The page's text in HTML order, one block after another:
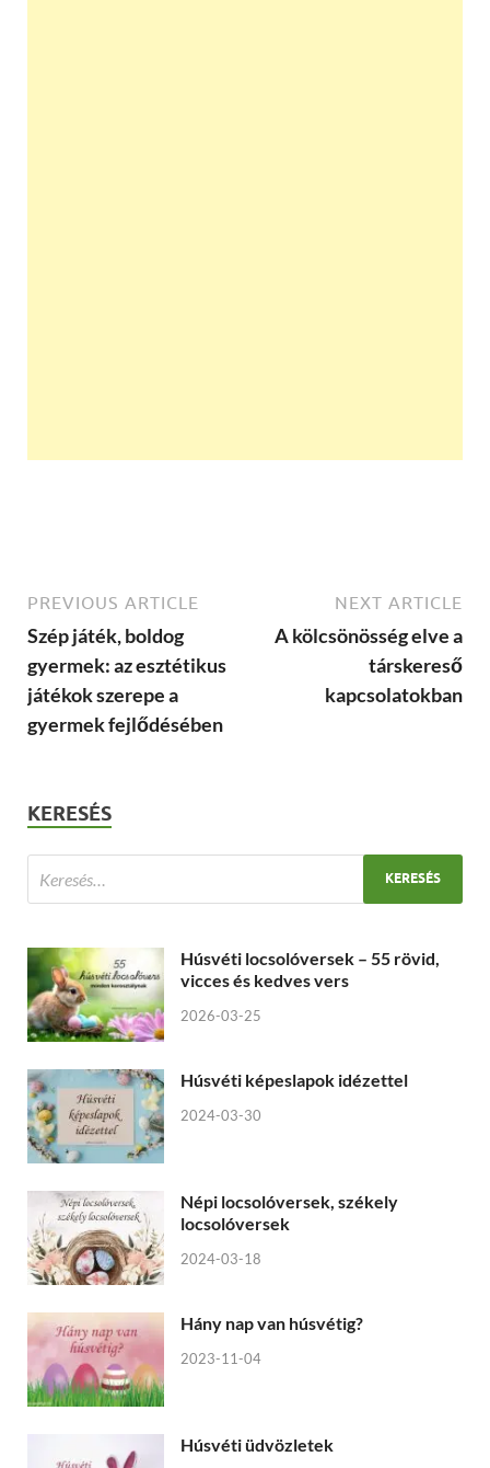
PREVIOUS ARTICLE
Szép játék, boldog
gyermek: az esztétikus
játékok szerepe a
gyermek fejlődésében
NEXT ARTICLE
A kölcsönösség elve a
társkereső
kapcsolatokban
KERESÉS
Húsvéti locsolóversek – 55 rövid,
vicces és kedves vers
2026-03-25
Húsvéti képeslapok idézettel
2024-03-30
Népi locsolóversek, székely
locsolóversek
2024-03-18
Hány nap van húsvétig?
2023-11-04
Húsvéti üdvözletek